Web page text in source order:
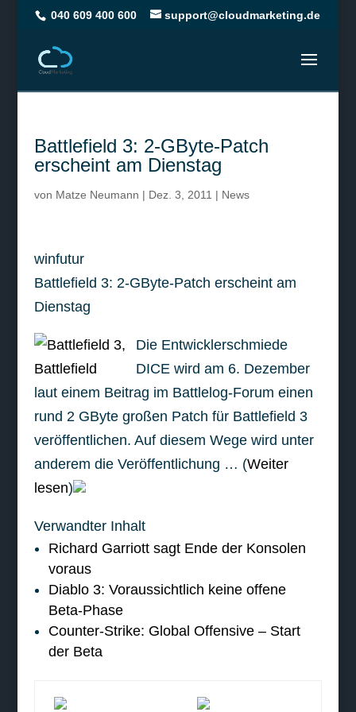
040 609 400 600 support@cloudmarketing.de
Battlefield 3: 2-GByte-Patch
erscheint am Dienstag
von Matze Neumann | Dez. 3, 2011 | News
winfutur
Battlefield 3: 2-GByte-Patch erscheint am
Dienstag
Die Entwicklerschmiede
DICE wird am 6. Dezember
laut einem Beitrag im Battlelog-Forum einen
rund 2 GByte großen Patch für Battlefield 3
veröffentlichen. Auf diesem Wege wird unter
anderem die Veröffentlichung … (Weiter
lesen)
Verwandter Inhalt
Richard Garriott sagt Ende der Konsolen
voraus
Diablo 3: Voraussichtlich keine offene
Beta-Phase
Counter-Strike: Global Offensive – Start
der Beta